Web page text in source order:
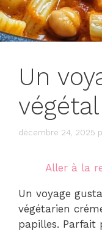
Un
végétal
décembre 24, 2025
Aller à la
Un voyage
végétarien
papilles.